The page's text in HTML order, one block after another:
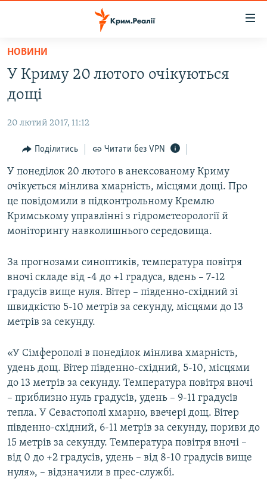
Перейти
основного
матеріалу
до
навігації
Перейти
до
пошуку
ВОДА.КРИМ
ПОЛІТИКА
БЛОГИ
ПОГЛЯД
ІНТЕРВ'Ю
ВСЕ ЗА ДЕНЬ
СПЕЦПРОЕКТИ
ВІДЕОУРОКИ «ELIFBE»
СВІДЧЕННЯ ОКУПАЦІЇ
УКРАЇНСЬКА ПРОБЛЕМА КРИМУ
ЯК ОБІЙТИ БЛОКУВАННЯ
Русский
Qırımtatar
Усі сайти RFE/RL
НОВИНИ
У Криму 20 лютого очікуються
дощі
20 лютий 2017, 11:12
Поділитись Читати без VPN
У понеділок 20 лютого в анексованому Криму
очікується мінлива хмарність, місцями дощі. Про
це повідомили в підконтрольному Кремлю
Кримському управлінні з гідрометеорології й
моніторингу навколишнього середовища.
За прогнозами синоптиків, температура повітря
вночі складе від -4 до +1 градуса, вдень – 7-12
градусів вище нуля. Вітер – південно-східний зі
швидкістю 5-10 метрів за секунду, місцями до 13
метрів за секунду.
«У Сімферополі в понеділок мінлива хмарність,
удень дощ. Вітер південно-східний, 5-10, місцями
до 13 метрів за секунду. Температура повітря вночі
– приблизно нуль градусів, удень – 9-11 градусів
тепла. У Севастополі хмарно, ввечері дощ. Вітер
південно-східний, 6-11 метрів за секунду, пориви до
15 метрів за секунду. Температура повітря вночі –
від 0 до +2 градусів, удень – від 8-10 градусів вище
нуля», – відзначили в прес-службі.